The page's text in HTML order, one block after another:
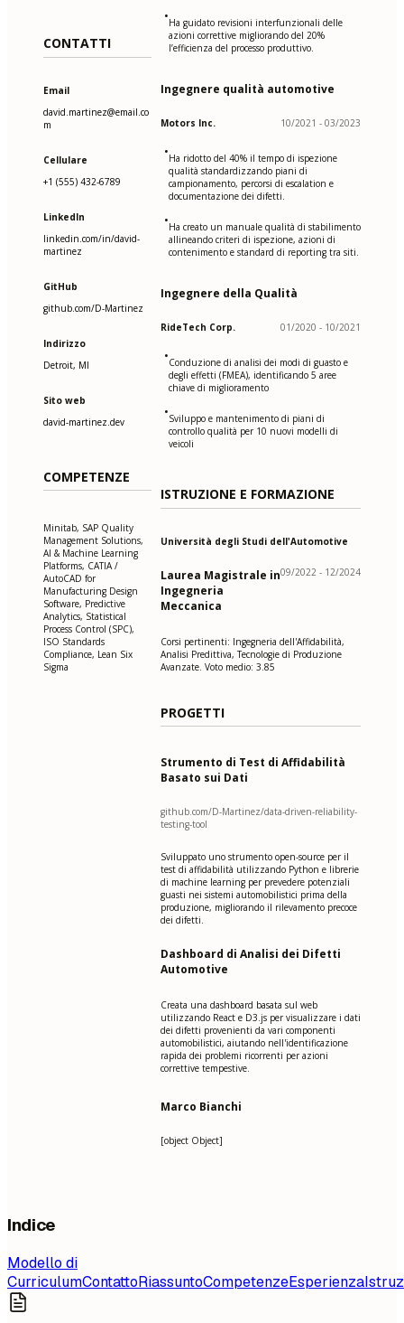
CONTATTI
Email
david.martinez@email.co
m
Cellulare
+1 (555) 432-6789
LinkedIn
linkedin.com/in/david-
martinez
GitHub
github.com/D-Martinez
Indirizzo
Detroit, MI
Sito web
david-martinez.dev
COMPETENZE
Minitab, SAP Quality
Management Solutions,
AI & Machine Learning
Platforms, CATIA /
AutoCAD for
Manufacturing Design
Software, Predictive
Analytics, Statistical
Process Control (SPC),
ISO Standards
Compliance, Lean Six
Sigma
•Ha guidato revisioni interfunzionali delle
azioni correttive migliorando del 20%
l’efficienza del processo produttivo.
Ingegnere qualità automotive
Motors Inc. 10/2021 - 03/2023
•Ha ridotto del 40% il tempo di ispezione
qualità standardizzando piani di
campionamento, percorsi di escalation e
documentazione dei difetti.
•Ha creato un manuale qualità di stabilimento
allineando criteri di ispezione, azioni di
contenimento e standard di reporting tra siti.
Ingegnere della Qualità
RideTech Corp. 01/2020 - 10/2021
•Conduzione di analisi dei modi di guasto e
degli effetti (FMEA), identificando 5 aree
chiave di miglioramento
•Sviluppo e mantenimento di piani di
controllo qualità per 10 nuovi modelli di
veicoli
ISTRUZIONE E FORMAZIONE
Università degli Studi dell'Automotive
Laurea Magistrale in
Ingegneria
Meccanica
09/2022 - 12/2024
Corsi pertinenti: Ingegneria dell'Affidabilità,
Analisi Predittiva, Tecnologie di Produzione
Avanzate. Voto medio: 3.85
PROGETTI
Strumento di Test di Affidabilità
Basato sui Dati
github.com/D-Martinez/data-driven-reliability-
testing-tool
Sviluppato uno strumento open-source per il
test di affidabilità utilizzando Python e librerie
di machine learning per prevedere potenziali
guasti nei sistemi automobilistici prima della
produzione, migliorando il rilevamento precoce
dei difetti.
Dashboard di Analisi dei Difetti
Automotive
Creata una dashboard basata sul web
utilizzando React e D3.js per visualizzare i dati
dei difetti provenienti da vari componenti
automobilistici, aiutando nell'identificazione
rapida dei problemi ricorrenti per azioni
correttive tempestive.
Marco Bianchi
[object Object]
Indice
Modello di
CurriculumContattoRiassuntoCompetenzeEsperienza